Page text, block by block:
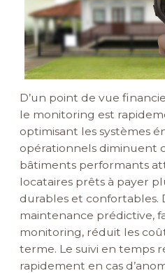
D’un point de vue
le monitoring est
optimisant les systèmes
opérationnels diminuent
bâtiments performants
locataires prêts à payer
durables et confortables.
maintenance prédictive,
monitoring, réduit les
terme. Le suivi en temps
rapidement en cas